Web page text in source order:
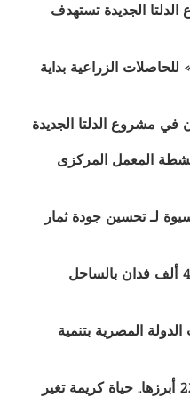
الدلتا الجديدة تستهدف
للحاصلات الزراعية بداية
مشروع الدلتا الجديدة
المعمل المركزى
لـ تحسين جودة ثمار
وزير الزراعة يتفقد مشروع الـ42 ألف فدان بالساحل
المصرية بتنمية
رصف 14.5 ألف كم بخطة 22/23 أبرزها.. حياة كريمة تغير